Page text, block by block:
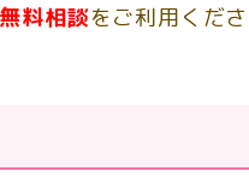
無料相談をご利用くださ